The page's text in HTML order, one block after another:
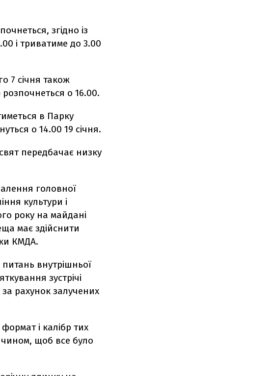
згідно із
і триватиме до 3.00
7 січня також
о 16.00.
в Парку
о 14.00 19 січня.
передбачає низку
головної
культури і
року на майдані
має здійснити
КМДА.
внутрішньої
зустрічі
рахунок залучених
і калібр тих
чином, щоб все було